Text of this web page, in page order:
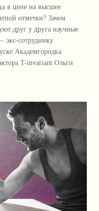
в цене на высшее
отметки? Зачем
друг у друга научные
экс-сотруднику
Академгородка
T-invariant Ольги